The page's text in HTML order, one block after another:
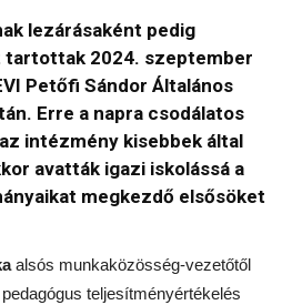
lezárásaként pedig
2024. szeptember
Petőfi Sándor Általános
Erre a napra csodálatos
intézmény kisebbek által
avatták igazi iskolássá a
megkezdő elsősöket
alsós munkaközösség-vezetőtől
teljesítményértékelés